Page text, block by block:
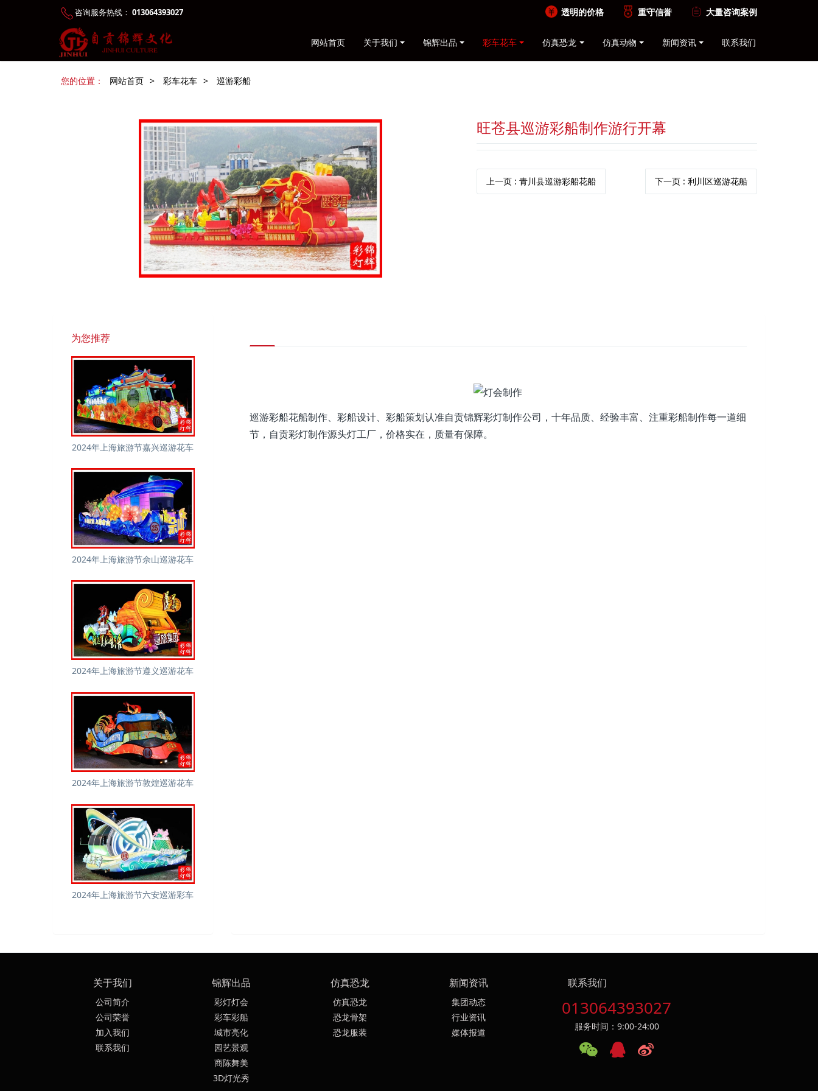
咨询服务热线： 013064393027 透明的价格 重守信誉 大量咨询案例
网站首页 关于我们 锦辉出品 彩车花车 仿真恐龙 仿真动物 新闻资讯 联系我们
您的位置： 网站首页 > 彩车花车 > 巡游彩船
旺苍县巡游彩船制作游行开幕
上一页 : 青川县巡游彩船花船 下一页 : 利川区巡游花船
巡游彩船花船制作、彩船设计、彩船策划认准自贡锦辉彩灯制作公司，十年品质、经验丰富、注重彩船制作每一道细
节，自贡彩灯制作源头灯工厂，价格实在，质量有保障。
为您推荐
2024年上海旅游节嘉兴巡游花车
2024年上海旅游节佘山巡游花车
2024年上海旅游节遵义巡游花车
2024年上海旅游节敦煌巡游花车
2024年上海旅游节六安巡游彩车
关于我们
公司简介
公司荣誉
加入我们
联系我们
锦辉出品
彩灯灯会
彩车彩船
城市亮化
园艺景观
商陈舞美
3D灯光秀
仿真恐龙
仿真恐龙
恐龙骨架
恐龙服装
新闻资讯
集团动态
行业资讯
媒体报道
联系我们
013064393027
服务时间：9:00-24:00